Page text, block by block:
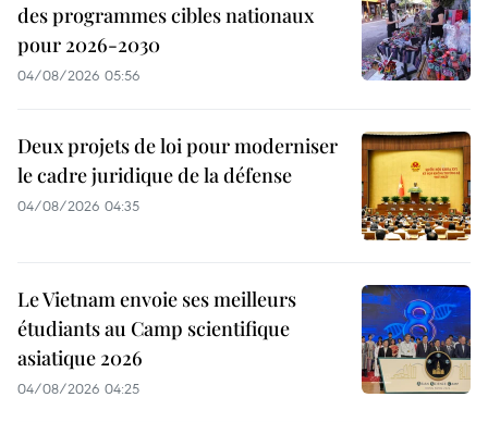
des programmes cibles nationaux
pour 2026-2030
04/08/2026 05:56
Deux projets de loi pour moderniser
le cadre juridique de la défense
04/08/2026 04:35
Le Vietnam envoie ses meilleurs
étudiants au Camp scientifique
asiatique 2026
04/08/2026 04:25